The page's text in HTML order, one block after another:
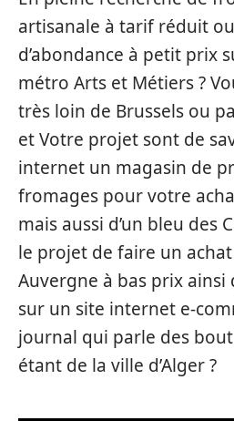
artisanale à tarif réduit
d’abondance à petit prix
métro Arts et Métiers ?
très loin de Brussels ou
et Votre projet sont de
internet un magasin de
fromages pour votre
mais aussi d’un bleu des
le projet de faire un
Auvergne à bas prix ainsi
sur un site internet e-
journal qui parle des
étant de la ville d’Alger ?